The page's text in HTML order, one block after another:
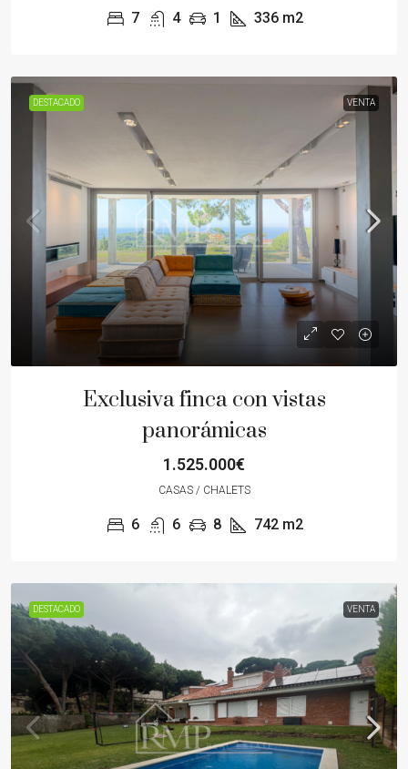
7 4 1 336 m2
DESTACADO VENTA
Exclusiva finca con vistas
panorámicas
1.525.000€
CASAS / CHALETS
6 6 8 742 m2
DESTACADO VENTA